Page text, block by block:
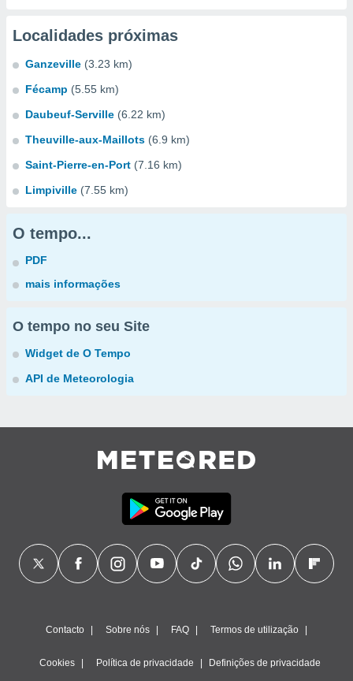
Localidades próximas
Ganzeville (3.23 km)
Fécamp (5.55 km)
Daubeuf-Serville (6.22 km)
Theuville-aux-Maillots (6.9 km)
Saint-Pierre-en-Port (7.16 km)
Limpiville (7.55 km)
O tempo...
PDF
mais informações
O tempo no seu Site
Widget de O Tempo
API de Meteorologia
Contacto Sobre nós FAQ Termos de utilização
Cookies Política de privacidade Definições de privacidade